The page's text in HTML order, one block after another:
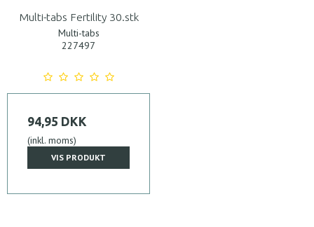
Multi-tabs Fertility 30.stk
Multi-tabs
227497
94,95 DKK
(inkl. moms)
VIS PRODUKT